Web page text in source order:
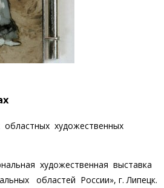
художественных
художественная выставка
областей России», г. Липецк.